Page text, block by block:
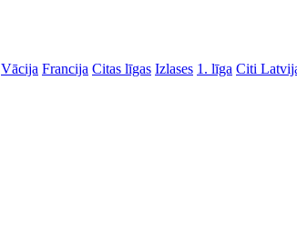
Vācija Francija Citas līgas Izlases 1. līga Citi